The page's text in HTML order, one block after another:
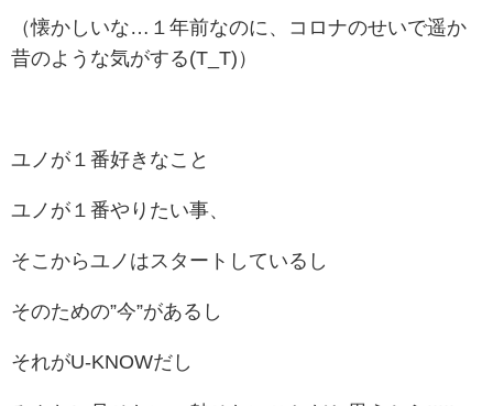
（懐かしいな…１年前なのに、コロナのせいで遥か
昔のような気がする(T_T)）
ユノが１番好きなこと
ユノが１番やりたい事、
そこからユノはスタートしているし
そのための”今”があるし
それがU-KNOWだし